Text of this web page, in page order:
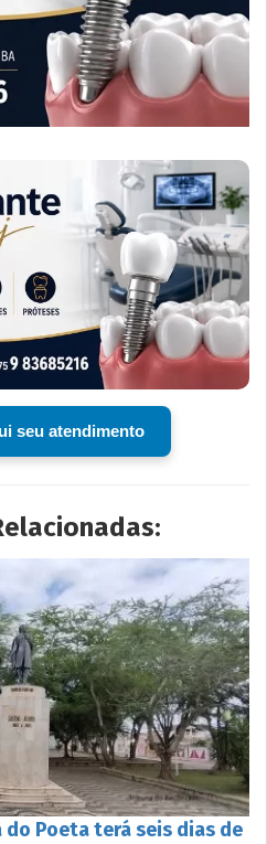
seu atendimento
do Poeta terá seis dias de